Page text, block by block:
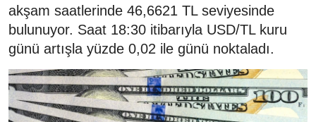
akşam saatlerinde 46,6621 TL seviyesinde
bulunuyor. Saat 18:30 itibarıyla USD/TL kuru
günü artışla yüzde 0,02 ile günü noktaladı.